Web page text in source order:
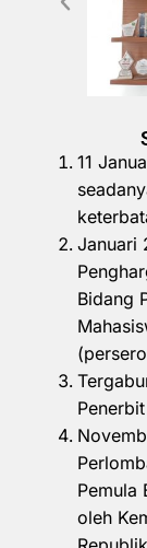
11
Januari
Bidang
Pemula
oleh